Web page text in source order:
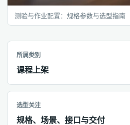
测验与作业配置：规格参数与选型指南
所属类别
课程上架
选型关注
规格、场景、接口与交付